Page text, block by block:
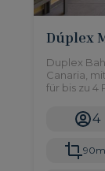
Dúplex
Duplex
Canaria,
für bis zu 4
4
90m